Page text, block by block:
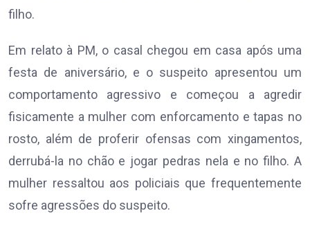
filho.
Em relato à PM, o casal chegou em casa após uma
festa de aniversário, e o suspeito apresentou um
comportamento agressivo e começou a agredir
fisicamente a mulher com enforcamento e tapas no
rosto, além de proferir ofensas com xingamentos,
derrubá-la no chão e jogar pedras nela e no filho. A
mulher ressaltou aos policiais que frequentemente
sofre agressões do suspeito.